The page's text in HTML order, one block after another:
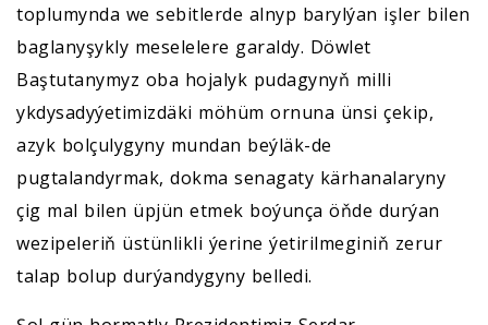
toplumynda we sebitlerde alnyp barylýan işler bilen
baglanyşykly meselelere garaldy. Döwlet
Baştutanymyz oba hojalyk pudagynyň milli
ykdysadyýetimizdäki möhüm ornuna ünsi çekip,
azyk bolçulygyny mundan beýläk-de
pugtalandyrmak, dokma senagaty kärhanalaryny
çig mal bilen üpjün etmek boýunça öňde durýan
wezipeleriň üstünlikli ýerine ýetirilmeginiň zerur
talap bolup durýandygyny belledi.